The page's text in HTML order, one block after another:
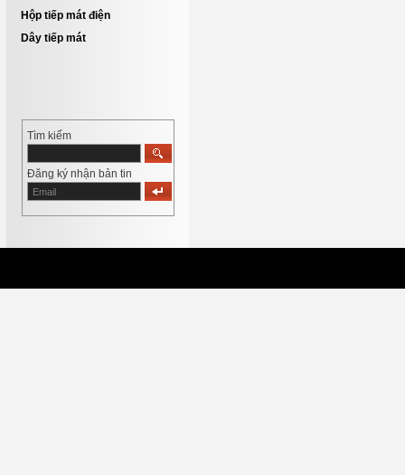
Hộp tiếp mát điện
Dây tiếp mát
Tìm kiếm
Đăng ký nhận bản tin